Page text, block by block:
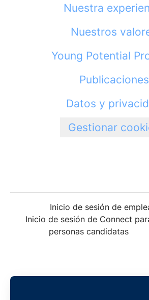
Nuestra
Nuestros
Young Potential
Publicaciones
Datos y
Gestionar
Inicio de sesión de
Inicio de sesión de Connect
personas candidatas